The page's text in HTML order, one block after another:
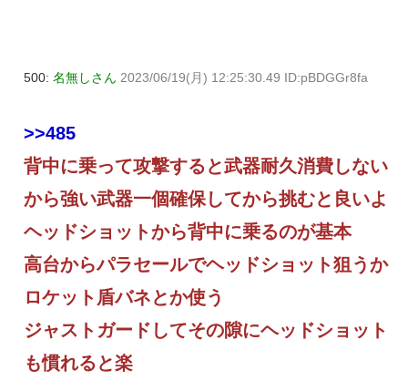
500: 名無しさん 2023/06/19(月) 12:25:30.49 ID:pBDGGr8fa
>>485
背中に乗って攻撃すると武器耐久消費しない
から強い武器一個確保してから挑むと良いよ
ヘッドショットから背中に乗るのが基本
高台からパラセールでヘッドショット狙うか
ロケット盾バネとか使う
ジャストガードしてその隙にヘッドショット
も慣れると楽